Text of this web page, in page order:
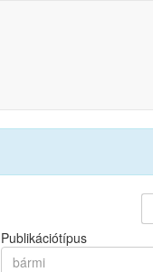
Publikációtípus
bármi